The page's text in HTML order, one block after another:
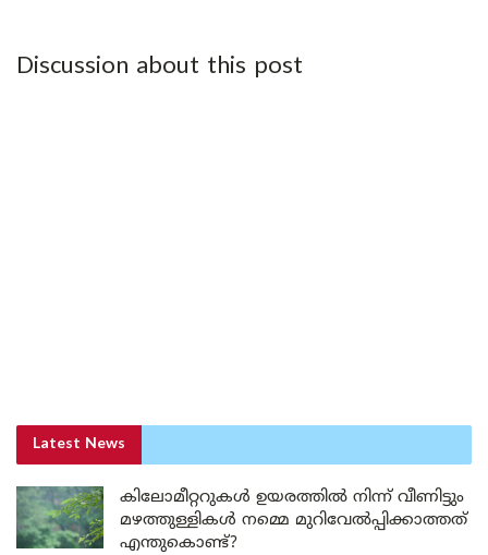
Discussion about this post
Latest News
കിലോമീറ്ററുകൾ ഉയരത്തിൽ നിന്ന് വീണിട്ടും
മഴത്തുള്ളികൾ നമ്മെ മുറിവേൽപ്പിക്കാത്തത്
എന്തുകൊണ്ട്?